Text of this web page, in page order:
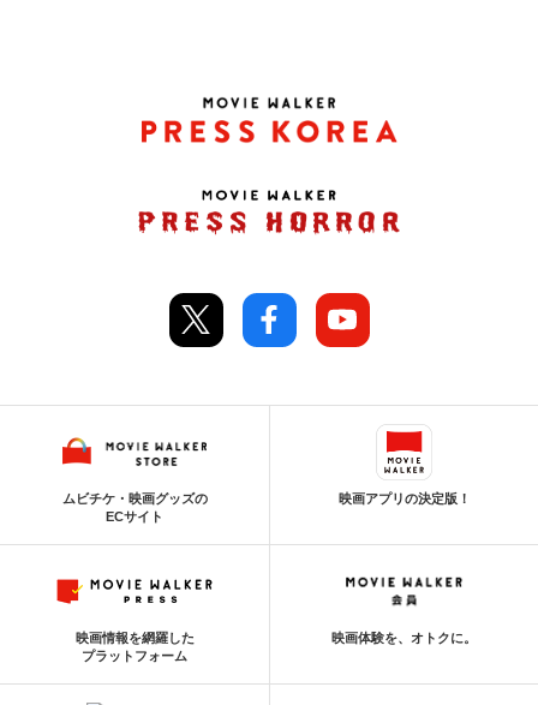
ムビチケ・映画グッズの
ECサイト
映画アプリの決定版！
映画情報を網羅した
プラットフォーム
映画体験を、オトクに。